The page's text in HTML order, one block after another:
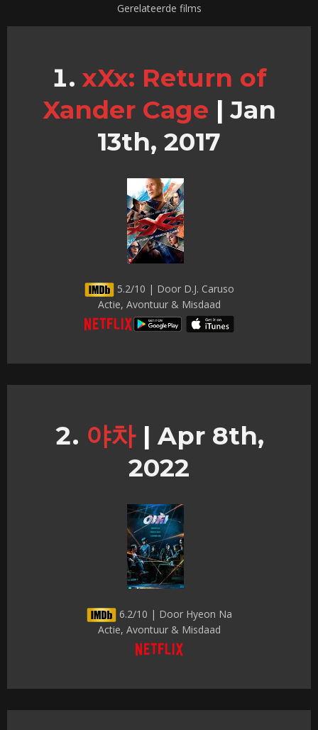
Gerelateerde films
xXx: Return of
Xander Cage | Jan
13th, 2017
5.2/10 | Door D.J. Caruso
Actie, Avontuur & Misdaad
야차 | Apr 8th,
2022
6.2/10 | Door Hyeon Na
Actie, Avontuur & Misdaad